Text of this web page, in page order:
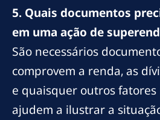
5. Quais documentos
em uma ação de
São necessários
comprovem a renda, as
e quaisquer outros
ajudem a ilustrar a